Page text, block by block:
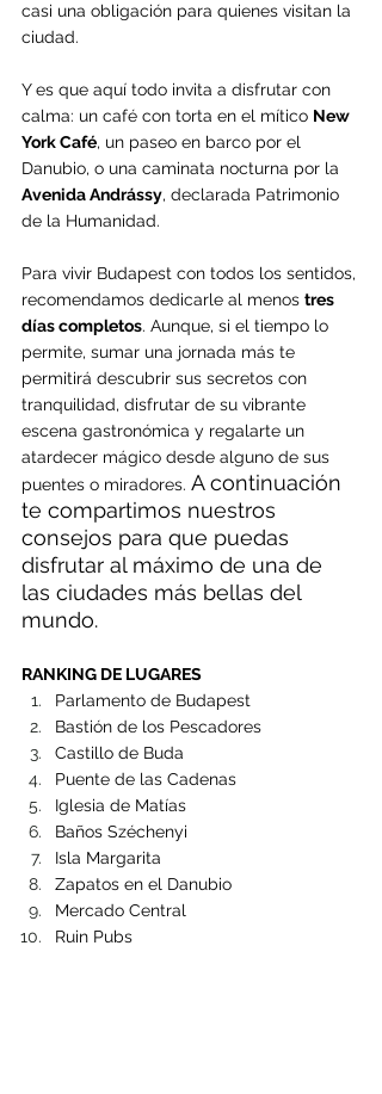
casi una obligación para quienes visitan la
ciudad.
Y es que aquí todo invita a disfrutar con
calma: un café con torta en el mítico New
York Café, un paseo en barco por el
Danubio, o una caminata nocturna por la
Avenida Andrássy, declarada Patrimonio
de la Humanidad.
Para vivir Budapest con todos los sentidos,
recomendamos dedicarle al menos tres
días completos. Aunque, si el tiempo lo
permite, sumar una jornada más te
permitirá descubrir sus secretos con
tranquilidad, disfrutar de su vibrante
escena gastronómica y regalarte un
atardecer mágico desde alguno de sus
puentes o miradores. A continuación
te compartimos nuestros
consejos para que puedas
disfrutar al máximo de una de
las ciudades más bellas del
mundo.
RANKING DE LUGARES
Parlamento de Budapest
Bastión de los Pescadores
Castillo de Buda
Puente de las Cadenas
Iglesia de Matías
Baños Széchenyi
Isla Margarita
Zapatos en el Danubio
Mercado Central
Ruin Pubs